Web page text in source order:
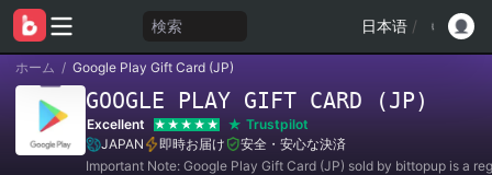
検索 日本语 /
ホーム / Google Play Gift Card (JP)
GOOGLE PLAY GIFT CARD (JP)
Excellent
Trustpilot
JAPAN
即時お届け
安全・安心な決済
Important Note: Google Play Gift Card (JP) sold by bittopup is a